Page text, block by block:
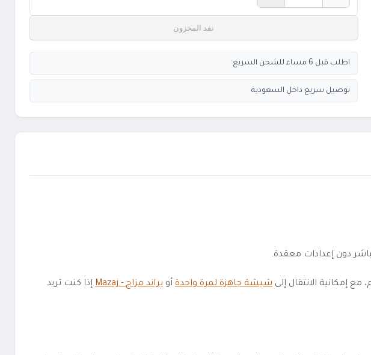
نفد المخزون
اطلب قبل 6 مساء للشحن السريع
توصيل سريع داخل السعودية
إمكانية الانتقال إلى شيشة جاهزة لمرة واحدة أو براند مزاج - Mazaj
إذا كنت تريد